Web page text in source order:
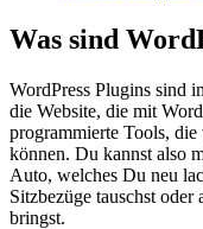
Was sind
WordPress Plugins sind
die Website, die mit
programmierte Tools,
können. Du kannst also
Auto, welches Du neu
Sitzbezüge tauschst
bringst.